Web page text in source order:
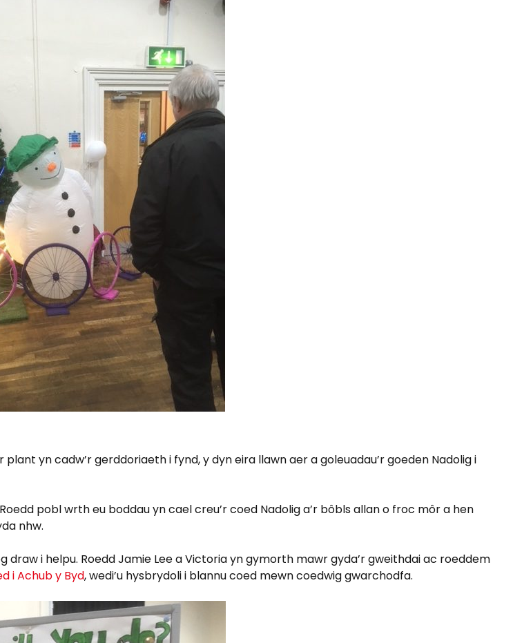
plant yn cadw’r gerddoriaeth i fynd, y dyn eira llawn aer a goleuadau’r goeden Nadolig i
pobl wrth eu boddau yn cael creu’r coed Nadolig a’r bôbls allan o froc môr a hen
nhw.
draw i helpu. Roedd Jamie Lee a Victoria yn gymorth mawr gyda’r gweithdai ac roeddem
i Achub y Byd, wedi’u hysbrydoli i blannu coed mewn coedwig gwarchodfa.